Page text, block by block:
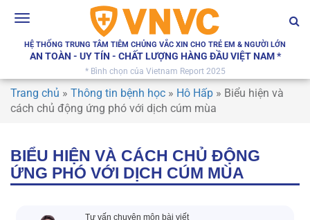
Toggle
HỆ THỐNG TRUNG TÂM TIÊM CHỦNG VẮC XIN CHO TRẺ EM & NGƯỜI LỚN
AN TOÀN - UY TÍN - CHẤT LƯỢNG HÀNG ĐẦU VIỆT NAM *
* Bình chọn của Vietnam Report 2025
Trang chủ » Thông tin bệnh học » Hô Hấp » Biểu hiện và
cách chủ động ứng phó với dịch cúm mùa
BIỂU HIỆN VÀ CÁCH CHỦ ĐỘNG
ỨNG PHÓ VỚI DỊCH CÚM MÙA
Tư vấn chuyên môn bài viết